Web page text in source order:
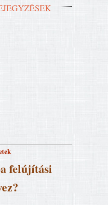
felújítási